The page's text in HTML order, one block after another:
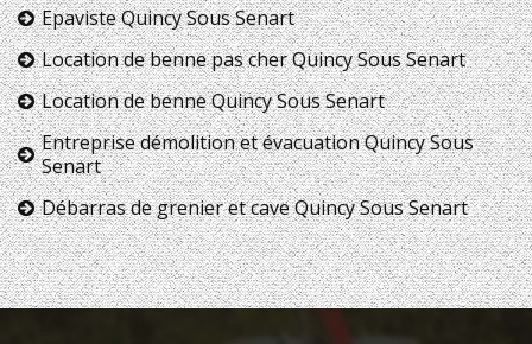
Epaviste Quincy Sous Senart
Location de benne pas cher Quincy Sous Senart
Location de benne Quincy Sous Senart
Entreprise démolition et évacuation Quincy Sous
Senart
Débarras de grenier et cave Quincy Sous Senart